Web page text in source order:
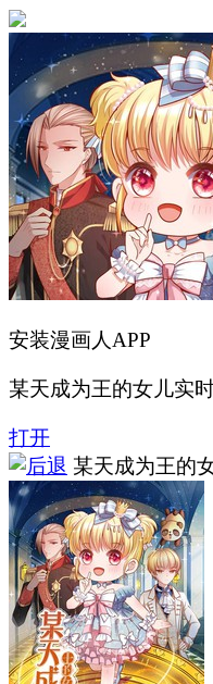
安装漫画人APP
某天成为王的女儿实
打开
某天成为王的